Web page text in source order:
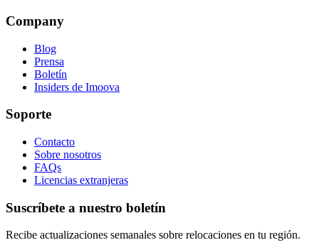
Company
Blog
Prensa
Boletín
Insiders de Imoova
Soporte
Contacto
Sobre nosotros
FAQs
Licencias extranjeras
Suscríbete a nuestro boletín
Recibe actualizaciones semanales sobre relocaciones en tu región.